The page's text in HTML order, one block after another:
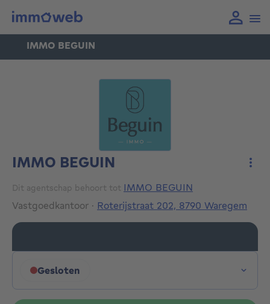
IMMO BEGUIN
IMMO BEGUIN
Dit agentschap behoort tot IMMO BEGUIN
Vastgoedkantoor · Roterijstraat 202, 8790 Waregem
Gesloten
Klik om de openingsuren weer te geven